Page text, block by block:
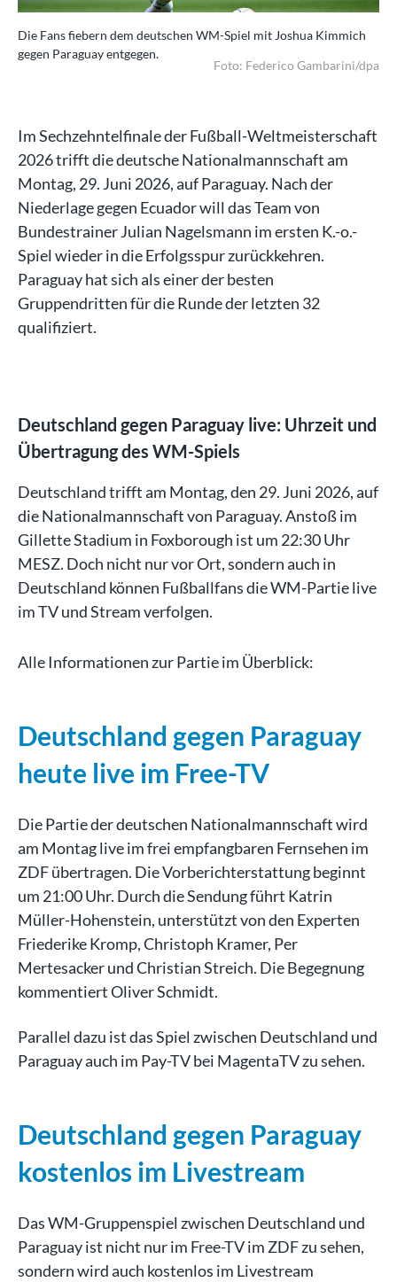
Die Fans fiebern dem deutschen WM-Spiel mit Joshua Kimmich
gegen Paraguay entgegen.
Foto: Federico Gambarini/dpa
Im Sechzehntelfinale der Fußball-Weltmeisterschaft
2026 trifft die deutsche Nationalmannschaft am
Montag, 29. Juni 2026, auf Paraguay. Nach der
Niederlage gegen Ecuador will das Team von
Bundestrainer Julian Nagelsmann im ersten K.-o.-
Spiel wieder in die Erfolgsspur zurückkehren.
Paraguay hat sich als einer der besten
Gruppendritten für die Runde der letzten 32
qualifiziert.
Deutschland gegen Paraguay live: Uhrzeit und
Übertragung des WM-Spiels
Deutschland trifft am Montag, den 29. Juni 2026, auf
die Nationalmannschaft von Paraguay. Anstoß im
Gillette Stadium in Foxborough ist um 22:30 Uhr
MESZ. Doch nicht nur vor Ort, sondern auch in
Deutschland können Fußballfans die WM-Partie live
im TV und Stream verfolgen.
Alle Informationen zur Partie im Überblick:
Deutschland gegen Paraguay
heute live im Free-TV
Die Partie der deutschen Nationalmannschaft wird
am Montag live im frei empfangbaren Fernsehen im
ZDF übertragen. Die Vorberichterstattung beginnt
um 21:00 Uhr. Durch die Sendung führt Katrin
Müller-Hohenstein, unterstützt von den Experten
Friederike Kromp, Christoph Kramer, Per
Mertesacker und Christian Streich. Die Begegnung
kommentiert Oliver Schmidt.
Parallel dazu ist das Spiel zwischen Deutschland und
Paraguay auch im Pay-TV bei MagentaTV zu sehen.
Deutschland gegen Paraguay
kostenlos im Livestream
Das WM-Gruppenspiel zwischen Deutschland und
Paraguay ist nicht nur im Free-TV im ZDF zu sehen,
sondern wird auch kostenlos im Livestream